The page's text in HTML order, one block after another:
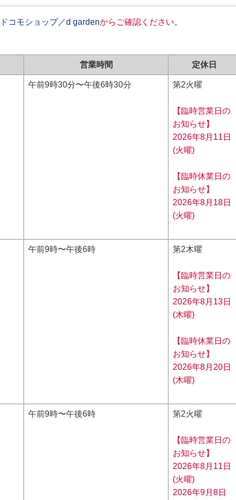
ドコモショップ／d gardenからご確認ください。
営業時間 定休日
午前9時30分〜午後6時30分 第2火曜
【臨時営業日の
お知らせ】
2026年8月11日
(火曜)
【臨時休業日の
お知らせ】
2026年8月18日
(火曜)
午前9時〜午後6時 第2木曜
【臨時営業日の
お知らせ】
2026年8月13日
(木曜)
【臨時休業日の
お知らせ】
2026年8月20日
(木曜)
午前9時〜午後6時 第2火曜
【臨時営業日の
お知らせ】
2026年8月11日
(火曜)
2026年9月8日